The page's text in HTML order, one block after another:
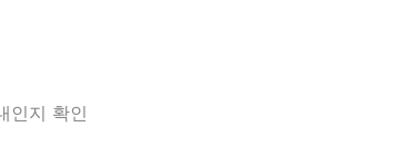
인지 확인